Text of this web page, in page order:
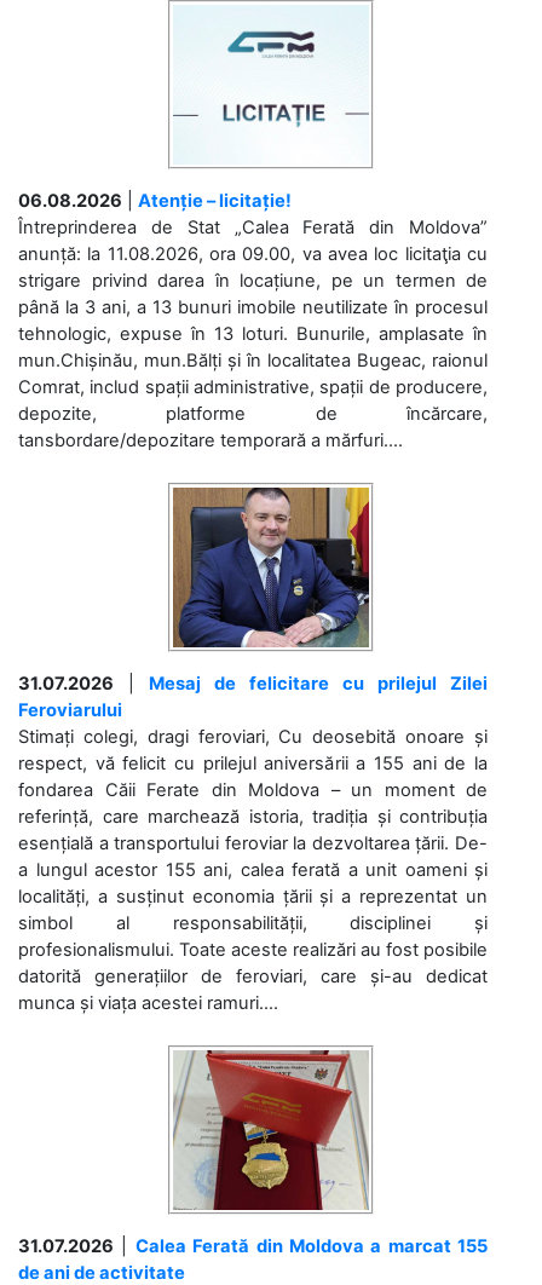
06.08.2026
Atenție – licitație!
Întreprinderea de Stat „Calea Ferată din Moldova”
anunță: la 11.08.2026, ora 09.00, va avea loc licitaţia cu
strigare privind darea în locațiune, pe un termen de
până la 3 ani, a 13 bunuri imobile neutilizate în procesul
tehnologic, expuse în 13 loturi. Bunurile, amplasate în
mun.Chișinău, mun.Bălți și în localitatea Bugeac, raionul
Comrat, includ spații administrative, spații de producere,
depozite, platforme de încărcare,
tansbordare/depozitare temporară a mărfuri....
31.07.2026
Mesaj de felicitare cu prilejul Zilei
Feroviarului
Stimați colegi, dragi feroviari, Cu deosebită onoare și
respect, vă felicit cu prilejul aniversării a 155 ani de la
fondarea Căii Ferate din Moldova – un moment de
referință, care marchează istoria, tradiția și contribuția
esențială a transportului feroviar la dezvoltarea țării. De-
a lungul acestor 155 ani, calea ferată a unit oameni și
localități, a susținut economia țării și a reprezentat un
simbol al responsabilității, disciplinei și
profesionalismului. Toate aceste realizări au fost posibile
datorită generațiilor de feroviari, care și-au dedicat
munca și viața acestei ramuri....
31.07.2026
Calea Ferată din Moldova a marcat 155
de ani de activitate